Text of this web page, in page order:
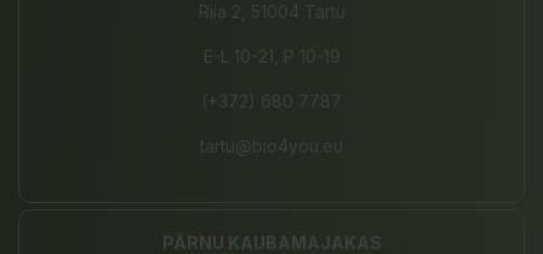
Riia 2, 51004 Tartu
E-L 10-21, P 10-19
(+372) 680 7787
tartu@bio4you.eu
PÄRNU KAUBAMAJAKAS